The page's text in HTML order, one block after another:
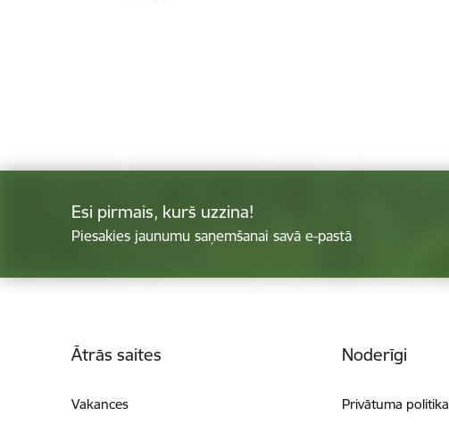
Esi pirmais, kurš uzzina!
Piesakies jaunumu saņemšanai savā e-pastā
Ātrās saites
Vakances
Noderīgi
Privātuma politika